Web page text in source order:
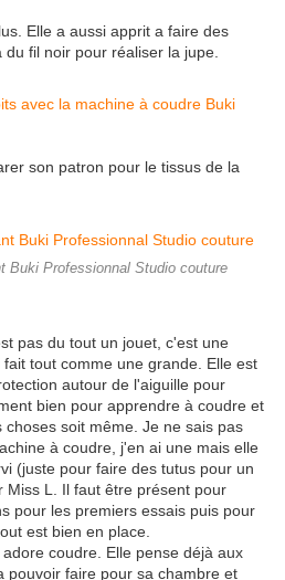
Elle a aussi apprit a faire des
fil noir pour réaliser la jupe.
son patron pour le tissus de la
Buki Professionnal Studio couture
pas du tout un jouet, c'est une
tout comme une grande. Elle est
autour de l'aiguille pour
bien pour apprendre à coudre et
soit même. Je ne sais pas
à coudre, j'en ai une mais elle
(juste pour faire des tutus pour un
Miss L. Il faut être présent pour
pour les premiers essais puis pour
est bien en place.
coudre. Elle pense déjà aux
pouvoir faire pour sa chambre et